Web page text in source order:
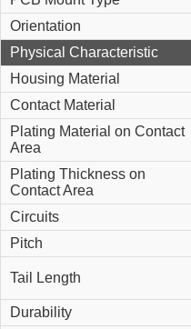
Orientation
Physical Characteristic
Housing Material
Contact Material
Plating Material on Contact
Area
Plating Thickness on
Contact Area
Circuits
Pitch
Tail Length
Durability